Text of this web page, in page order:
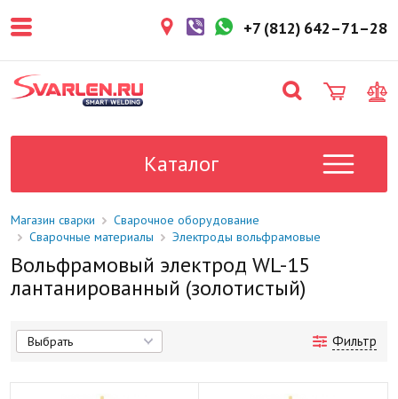
+7 (812) 642–71–28
Каталог
Магазин сварки
Сварочное оборудование
Сварочные материалы
Электроды вольфрамовые
Вольфрамовый электрод WL-15
лантанированный (золотистый)
Фильтр